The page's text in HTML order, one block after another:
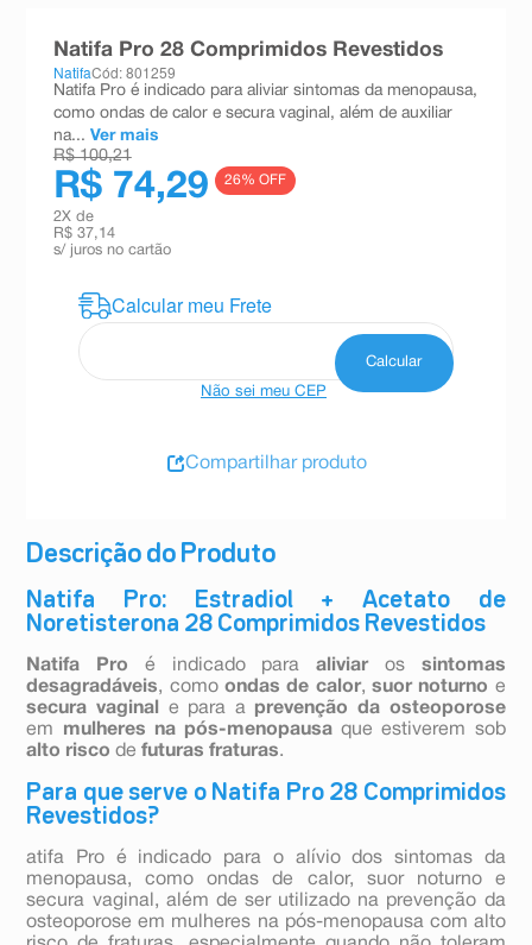
esmalte
10ºabsorvente
Descrição do Produto
Natifa Pro: Estradiol + Acetato de
Noretisterona 28 Comprimidos Revestidos
Natifa Pro é indicado paraaliviar os sintomas
desagradáveis, comoondas de calor, suor noturno e
secura vaginal
e para a prevenção da osteoporose
em
mulheres na pós-menopausa que estiverem sob
alto risco de futuras fraturas.
Para que serve o Natifa Pro 28 Comprimidos
Revestidos?
atifa Pro é indicado para o alívio dos sintomas da
menopausa, como ondas de calor, suor noturno e
secura vaginal, além de ser utilizado na prevenção da
osteoporose em mulheres na pós-menopausa com alto
Natifa Pro 28 Comprimidos Revestidos
NatifaCód: 801259
Natifa Pro é indicado para aliviar sintomas da menopausa,
como ondas de calor e secura vaginal, além de auxiliar
na... Ver mais
R$ 100,21
R$ 74,29 26% OFF
2X de
R$ 37,14
s/ juros no cartão
Não sei meu CEP
Compartilhar produto